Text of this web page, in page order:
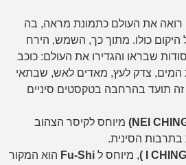
רואה את העולם כתמונת מראה, בה
כולו. מתוך כך, השמש, הירח
שבראו והגדירו את העולם: כוכב
המים, צדק לעץ, מאדים לאש, שבתאי
תועד בהרחבה בטקסטים סיניים
מיוחס לקיסר הצהוב
הסינית.
, מיוחס ל Fu-Shi הוא המקור